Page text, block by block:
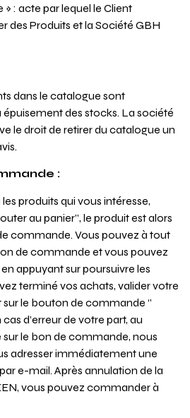
acte par lequel le Client
des Produits et la Société GBH
dans le catalogue sont
épuisement des stocks. La société
le droit de retirer du catalogue un
:
produits qui vous intéresse,
au panier’’, le produit est alors
commande. Vous pouvez à tout
de commande et vous pouvez
appuyant sur poursuivre les
terminé vos achats, valider votre
le bouton de commande ‘’
d’erreur de votre part, au
le bon de commande, nous
adresser immédiatement une
e-mail. Après annulation de la
vous pouvez commander à